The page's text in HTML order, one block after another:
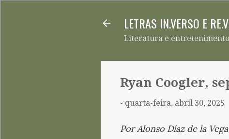
LETRAS IN.VERSO E
Literatura e entretenimento
Ryan Coogler,
- quarta-feira, abril 30, 2025
Por Alonso Díaz de la Vega